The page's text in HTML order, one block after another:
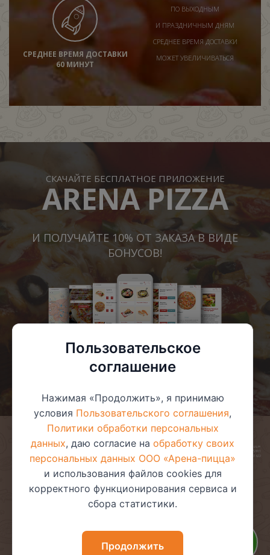
СРЕДНЕЕ ВРЕМЯ ДОСТАВКИ
60 МИНУТ
ПО ВЫХОДНЫМ
И ПРАЗДНИЧНЫМ ДНЯМ
СРЕДНЕЕ ВРЕМЯ ДОСТАВКИ
МОЖЕТ УВЕЛИЧИВАТЬСЯ
СКАЧАЙТЕ БЕСПЛАТНОЕ ПРИЛОЖЕНИЕ
ARENA PIZZA
И ПОЛУЧАЙТЕ 10% ОТ ЗАКАЗА В ВИДЕ
БОНУСОВ!
© 2025 ООО «Арена-пицца»
УНП 391272611
Магазин зарегистрирован в торговом реестре 08.05.2017 №381622
Политика видеонаблюдения
Политика в отношении
обработки файлов cookie
Пользовательское
соглашение
Нажимая «Продолжить», я принимаю
условия Пользовательского соглашения,
Политики обработки персональных
данных, даю согласие на обработку своих
персональных данных ООО «Арена-пицца»
и использования файлов cookies для
корректного функционирования сервиса и
сбора статистики.
Продолжить